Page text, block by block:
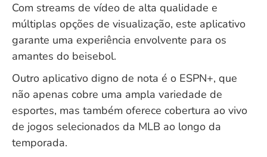
Com streams de vídeo de alta qualidade e
múltiplas opções de visualização, este aplicativo
garante uma experiência envolvente para os
amantes do beisebol.
Outro aplicativo digno de nota é o ESPN+, que
não apenas cobre uma ampla variedade de
esportes, mas também oferece cobertura ao vivo
de jogos selecionados da MLB ao longo da
temporada.